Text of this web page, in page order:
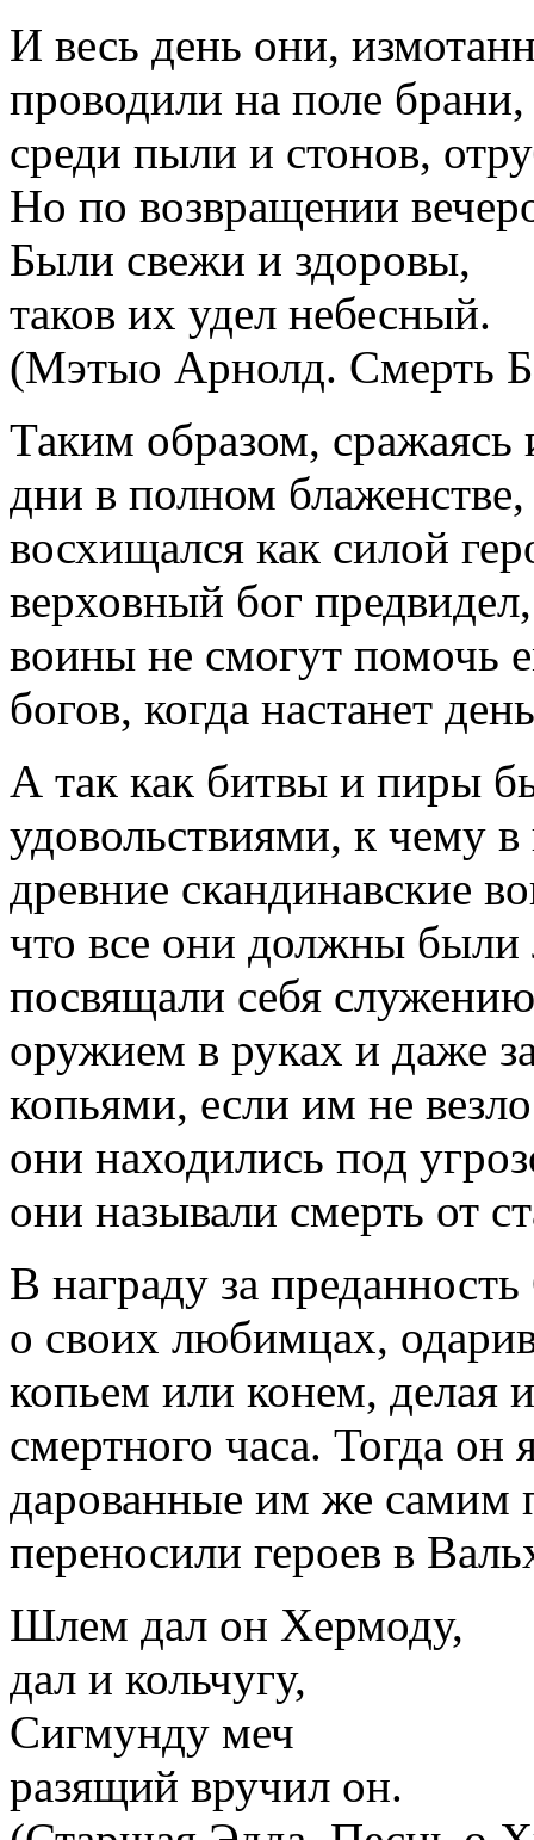
И весь день они,
проводили на поле брани,
среди пыли и стонов,
Но по возвращении
Были свежи и здоровы,
таков их удел небесный.
(Мэтыо Арнолд. Смерть
Таким образом, сражаясь
дни в полном
восхищался как силой
верховный бог
воины не смогут помочь
богов, когда настанет
А так как битвы и пиры
удовольствиями, к чему
древние скандинавские
что все они должны
посвящали себя
оружием в руках и даже
копьями, если им не
они находились под
они называли смерть от
В награду за
о своих любимцах,
копьем или конем, делая
смертного часа. Тогда он
дарованные им же самим
переносили героев в
Шлем дал он Хермоду,
дал и кольчугу,
Сигмунду меч
разящий вручил он.